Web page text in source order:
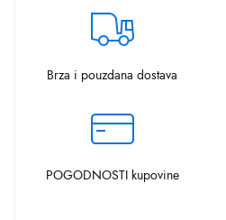
Brza i pouzdana dostava
POGODNOSTI kupovine